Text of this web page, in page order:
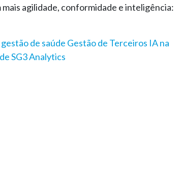
agilidade, conformidade e inteligência:
gestão de saúde Gestão de Terceiros IA na
SG3 Analytics